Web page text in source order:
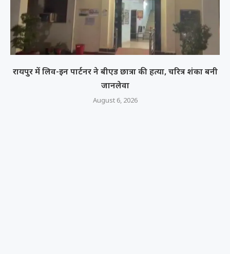
रायपुर में लिव-इन पार्टनर ने बीएड छात्रा की हत्या, चरित्र शंका बनी
जानलेवा
August 6, 2026